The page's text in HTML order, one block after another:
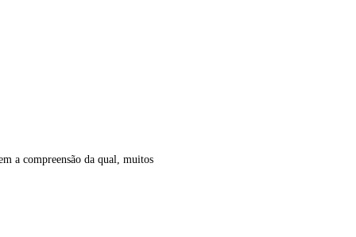
a compreensão da qual, muitos